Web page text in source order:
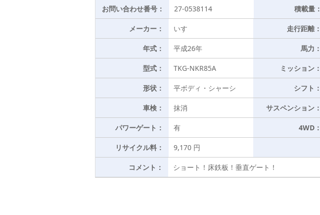
お問い合わせ番号： 27-0538114 積載量：
メーカー： いすゞ 走行距離：
年式： 平成26年 馬力：
型式： TKG-NKR85A ミッション：
形状： 平ボディ・シャーシ シフト：
車検： 抹消 サスペンション：
パワーゲート： 有 4WD：
リサイクル料： 9,170 円
コメント： ショート！床鉄板！垂直ゲート！